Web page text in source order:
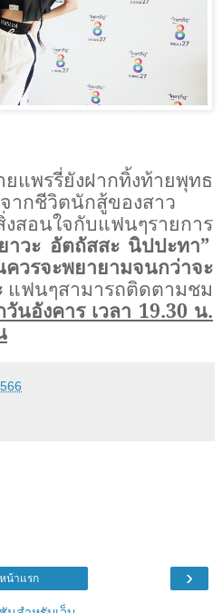
แพรรี่ยังฝากทิ้งท้ายพุทธ
ากชีวิตนักสู้ของสาว
สอนใจกับแฟนๆรายการ
าวะ อัตถัสสะ นิปปะทา”
รจะพยายามจนกว่าจะ
แฟนๆสามารถติดตามชม
นอังคาร เวลา 19.30 น.
›
หน้าแรก